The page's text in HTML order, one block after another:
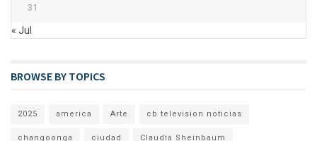
31
« Jul
BROWSE BY TOPICS
2025 america Arte cb television noticias
changoonga ciudad Claudia Sheinbaum